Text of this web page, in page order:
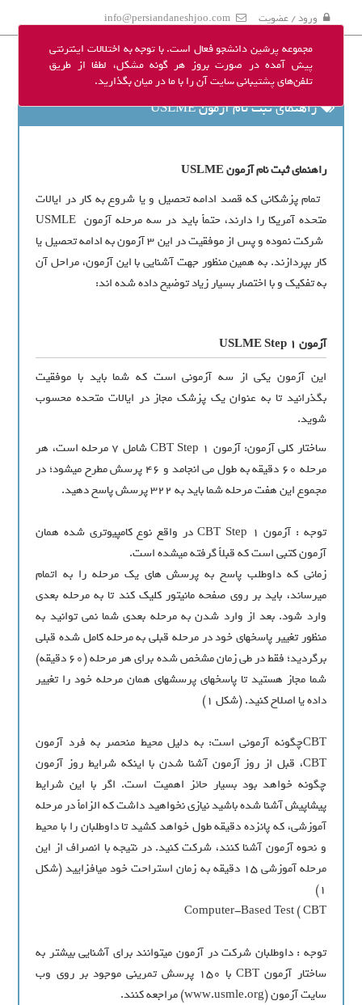
مجموعه پرشین دانشجو فعال است. با توجه به اختلالات اینترنتی
پیش آمده در صورت بروز هر گونه مشکل، لطفا از طریق
تلفن‌های پشتیبانی سایت آن را با ما در میان بگذارید.
ورود / عضویت info@persiandaneshjoo.com
راهنمای ثبت نام آزمون USLME
راهنمای ثبت نام آزمون USLME
تمام پزشکاني که قصد ادامه تحصيل و يا شروع به کار در ايالات
متحده آمريکا را دارند، حتماً بايد در سه مرحله آزمون USMLE
شرکت نموده و پس از موفقيت در اين ۳ آزمون به ادامه تحصيل يا
کار بپردازند. به همين منظور جهت آشنايي با اين آزمون، مراحل آن
به تفکيک و با اختصار بسيار زياد توضيح داده شده‏ اند:
آزمون USLME Step 1
اين آزمون يکي از سه آزموني است که شما بايد با موفقيت
بگذرانيد تا به عنوان يک پزشک مجاز در ايالات متحده محسوب
شويد.
ساختار کلي آزمون:‌ آزمون CBT Step 1 شامل ۷ مرحله است، هر
مرحله ۶۰ دقيقه به طول مي‏ انجامد و ۴۶ پرسش مطرح مي‏شود؛ در
مجموع اين هفت مرحله شما بايد به ۳۲۲ پرسش پاسخ دهيد.
توجه : ‌آزمون CBT Step 1 در واقع نوع کامپيوتري شده همان
آزمون کتبي است که قبلاً گرفته مي‏شده است.
زماني که داوطلب پاسخ به پرسش ‏هاي يک مرحله را به اتمام
مي‏رساند، بايد بر روي صفحه مانيتور کليک کند تا به مرحله بعدي
وارد شود. بعد از وارد شدن به مرحله بعدي شما نمي توانيد به
منظور تغيير پاسخ‏هاي خود در مرحله قبلي به مرحله کامل شده قبلي
برگرديد؛ فقط در طي زمان مشخص شده براي هر مرحله (۶۰ دقيقه)
شما مجاز هستيد تا پاسخ‏هاي پرسش‏هاي همان مرحله خود را تغيير
داده يا اصلاح کنيد. (شکل 1)
CBT‏چگونه آزموني است: به دليل محيط منحصر به فرد آزمون
CBT، قبل از روز آزمون آشنا شدن با اينکه شرايط روز آزمون
چگونه خواهد بود بسيار حائز اهميت است. اگر با اين شرايط
پيشاپيش آشنا شده باشيد نيازي نخواهيد داشت که الزاماً در مرحله
آموزشي، که پانزده دقيقه طول خواهد کشيد تا داوطلبان را با محيط
و نحوه آزمون آشنا کنند، شرکت کنيد. در نتيجه با انصراف از اين
مرحله آموزشي ۱۵ دقيقه به زمان استراحت خود مي‏افزاييد (شکل
1)
Computer-Based Test ( CBT
توجه : داوطلبان شرکت در آزمون مي‏توانند براي آشنايي بيشتر به
ساختار آزمون CBT با ۱۵۰ پرسش تمريني موجود بر روي وب
سايت آزمون (www.usmle.org) مراجعه کنند.